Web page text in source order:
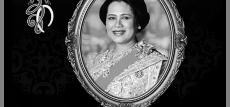
ฐานข้อมูลออนไลน์ คู่มือการใช้งาน
ฐานข้อมูลออนไลน์
ติดตามข่าวสารเพิ่มเติม:
https://arit.pcru.ac.th/2022/
Facebook: librarypcru